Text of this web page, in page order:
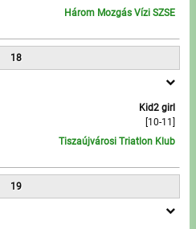
Három Mozgás Vízi SZSE
18
Kid2 girl
[10-11]
Tiszaújvárosi Triatlon Klub
19